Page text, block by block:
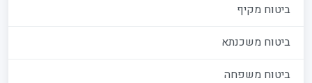
ביטוח מקיף
ביטוח משכנתא
ביטוח משפחה